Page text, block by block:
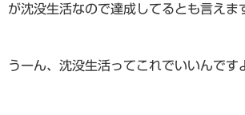
が沈没生活なので達成してるとも言えま
うーん、沈没生活ってこれでいいんです